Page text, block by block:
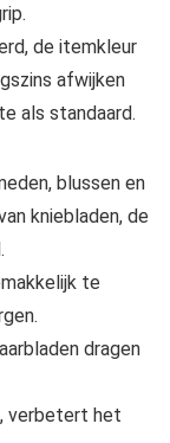
de itemkleur
afwijken
als standaard.
blussen en
kniebladen, de
te
dragen
verbetert het